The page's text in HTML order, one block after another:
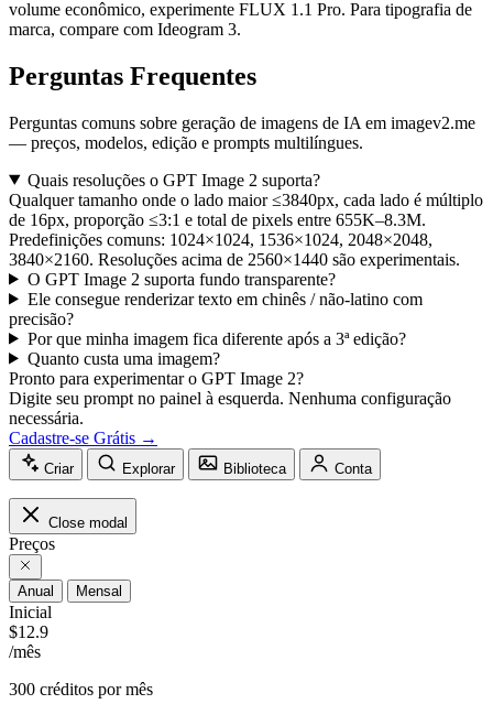
volume econômico, experimente FLUX 1.1 Pro. Para tipografia de
marca, compare com Ideogram 3.
Perguntas Frequentes
Perguntas comuns sobre geração de imagens de IA em imagev2.me
— preços, modelos, edição e prompts multilíngues.
Quais resoluções o GPT Image 2 suporta?
Qualquer tamanho onde o lado maior ≤3840px, cada lado é múltiplo
de 16px, proporção ≤3:1 e total de pixels entre 655K–8.3M.
Predefinições comuns: 1024×1024, 1536×1024, 2048×2048,
3840×2160. Resoluções acima de 2560×1440 são experimentais.
O GPT Image 2 suporta fundo transparente?
Ele consegue renderizar texto em chinês / não-latino com
precisão?
Por que minha imagem fica diferente após a 3ª edição?
Quanto custa uma imagem?
Pronto para experimentar o GPT Image 2?
Digite seu prompt no painel à esquerda. Nenhuma configuração
necessária.
Cadastre-se Grátis →
Criar Explorar Biblioteca Conta
Close modal
Preços
Anual Mensal
Inicial
$12.9
/mês
300 créditos por mês